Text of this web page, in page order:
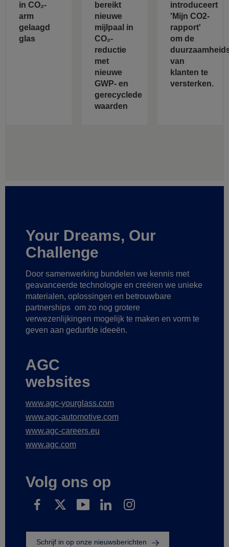
in CO₂-
arm
gelaagd
glas
bereikt
nieuwe
mijlpaal in
CO₂-
reductie
met
nieuwe
GWP- en
gerecyclede
waarden
introduceert
'Mijn CO2-
rapport'
om de
van
klanten te
versterken.
Your Dreams, Our
Challenge
Door samenwerking bundelen we kennis met
geavanceerde technologie en creëren we unieke
materialen, oplossingen en betrouwbare
partnerships om zo nog grotere
verwezenlijkingen mogelijk te maken en vorm te
geven aan gedurfde ideeën.
AGC
websites
www.agc-yourglass.com
www.agc-automotive.com
www.agc-careers.eu
www.agc.com
Volg ons op
Schrijf in op onze nieuwsberichten